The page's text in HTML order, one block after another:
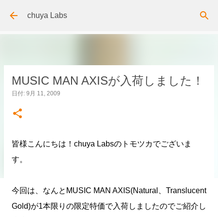
スキップしてメイン コンテンツに移動
chuya Labs
MUSIC MAN AXISが入荷しました！
日付: 9月 11, 2009
皆様こんにちは！chuya Labsのトモツカでございま
す。
今回は、なんとMUSIC MAN AXIS(Natural、Translucent
Gold)が1本限りの限定特価で入荷しましたのでご紹介し